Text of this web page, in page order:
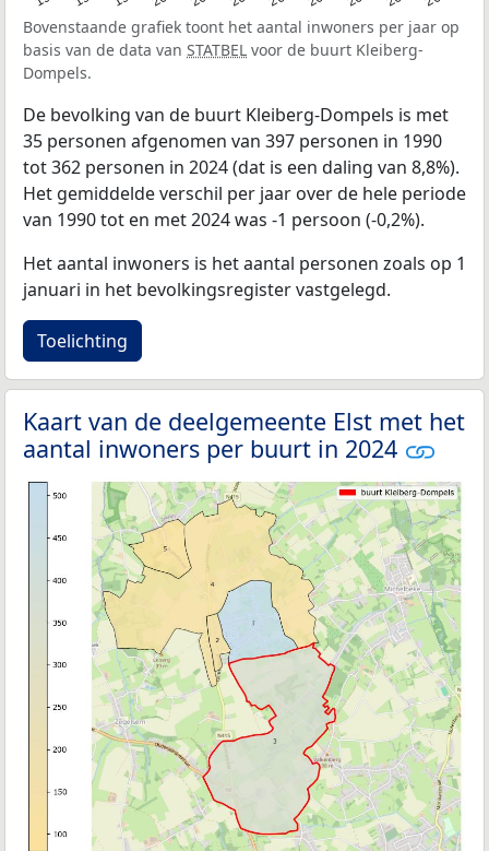
Bovenstaande grafiek toont het aantal inwoners per jaar op
basis van de data van STATBEL voor de buurt Kleiberg-
Dompels.
De bevolking van de buurt Kleiberg-Dompels is met
35 personen afgenomen van 397 personen in 1990
tot 362 personen in 2024 (dat is een daling van 8,8%).
Het gemiddelde verschil per jaar over de hele periode
van 1990 tot en met 2024 was -1 persoon (-0,2%).
Het aantal inwoners is het aantal personen zoals op 1
januari in het bevolkingsregister vastgelegd.
Toelichting
Kaart van de deelgemeente Elst met het
aantal inwoners per buurt in 2024